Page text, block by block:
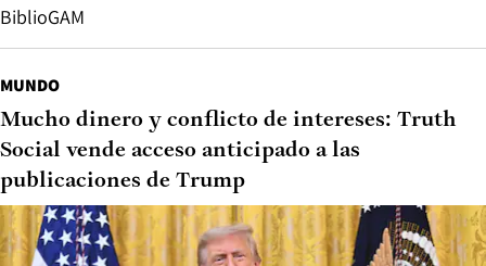
BiblioGAM
MUNDO
Mucho dinero y conflicto de intereses: Truth
Social vende acceso anticipado a las
publicaciones de Trump